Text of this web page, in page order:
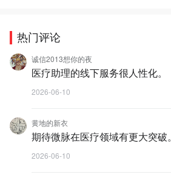
热门评论
诚信2013想你的夜
医疗助理的线下服务很人性化。
2026-06-10
黄地的新衣
期待微脉在医疗领域有更大突破。
2026-06-10